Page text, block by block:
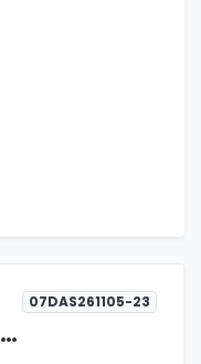
07DAS261105-23